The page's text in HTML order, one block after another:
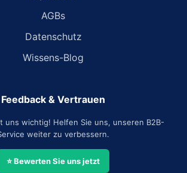
AGBs
Datenschutz
Wissens-Blog
Feedback & Vertrauen
uns wichtig! Helfen Sie uns, unseren B2B-
weiter zu verbessern.
⭐ Bewerten Sie uns jetzt